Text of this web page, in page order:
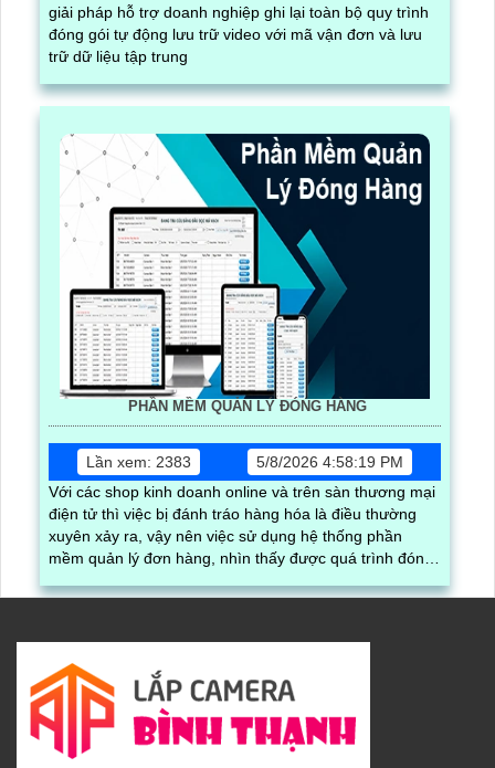
giải pháp hỗ trợ doanh nghiệp ghi lại toàn bộ quy trình
đóng gói tự động lưu trữ video với mã vận đơn và lưu
trữ dữ liệu tập trung
PHẦN MỀM QUẢN LÝ ĐÓNG HÀNG
Lần xem: 2383
5/8/2026 4:58:19 PM
Với các shop kinh doanh online và trên sàn thương mại
điện tử thì việc bị đánh tráo hàng hóa là điều thường
xuyên xảy ra, vậy nên việc sử dụng hệ thống phần
mềm quản lý đơn hàng, nhìn thấy được quá trình đóng
được ghi lại một cách dễ dàng